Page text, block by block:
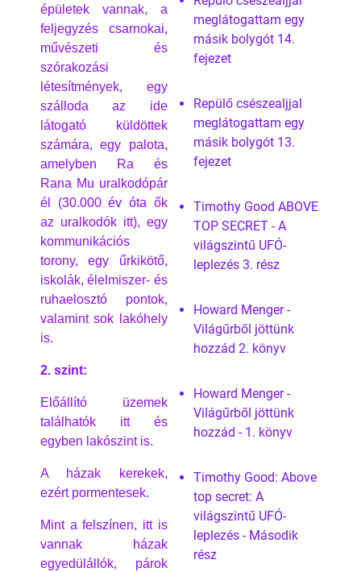
épületek vannak, a
feljegyzés csarnokai,
művészeti és
szórakozási
létesítmények, egy
szálloda az ide
látogató küldöttek
számára, egy palota,
amelyben Ra és
Rana Mu uralkodópár
él (30.000 év óta ők
az uralkodók itt), egy
kommunikációs
torony, egy űrkikötő,
iskolák, élelmiszer- és
ruhaelosztó pontok,
valamint sok lakóhely
is.
2. szint:
Előállító üzemek
találhatók itt és
egyben lakószint is.
A házak kerekek,
ezért pormentesek.
Mint a felszínen, itt is
vannak házak
egyedülállók, párok
meglátogattam egy
másik bolygót 14.
fejezet
Repülő csészealjjal
meglátogattam egy
másik bolygót 13.
fejezet
Timothy Good ABOVE
TOP SECRET - A
világszintű UFÓ-
leplezés 3. rész
Howard Menger -
Világűrből jöttünk
hozzád 2. könyv
Howard Menger -
Világűrből jöttünk
hozzád - 1. könyv
Timothy Good: Above
top secret: A
világszintű UFÓ-
leplezés - Második
rész